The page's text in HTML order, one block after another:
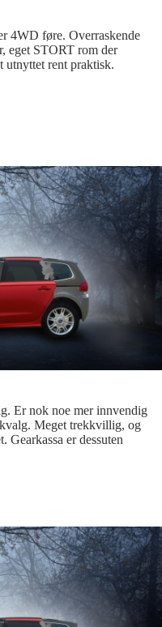
4WD føre. Overraskende
eget STORT rom der
rent praktisk.
Er nok noe mer innvendig
Meget trekkvillig, og
Gearkassa er dessuten